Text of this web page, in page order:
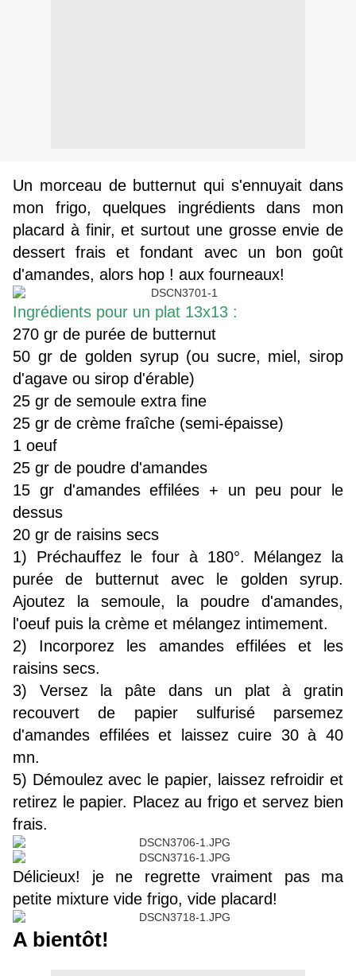
Un morceau de butternut qui s'ennuyait dans
mon frigo, quelques ingrédients dans mon
placard à finir, et surtout une grosse envie de
dessert frais et fondant avec un bon goût
d'amandes, alors hop ! aux fourneaux!
Ingrédients pour un plat 13x13 :
270 gr de purée de butternut
50 gr de golden syrup (ou sucre, miel, sirop
d'agave ou sirop d'érable)
25 gr de semoule extra fine
25 gr de crème fraîche (semi-épaisse)
1 oeuf
25 gr de poudre d'amandes
15 gr d'amandes effilées + un peu pour le
dessus
20 gr de raisins secs
1) Préchauffez le four à 180°. Mélangez la
purée de butternut avec le golden syrup.
Ajoutez la semoule, la poudre d'amandes,
l'oeuf puis la crème et mélangez intimement.
2) Incorporez les amandes effilées et les
raisins secs.
3) Versez la pâte dans un plat à gratin
recouvert de papier sulfurisé parsemez
d'amandes effilées et laissez cuire 30 à 40
mn.
5) Démoulez avec le papier, laissez refroidir et
retirez le papier. Placez au frigo et servez bien
frais.
Délicieux! je ne regrette vraiment pas ma
petite mixture vide frigo, vide placard!
A bientôt!